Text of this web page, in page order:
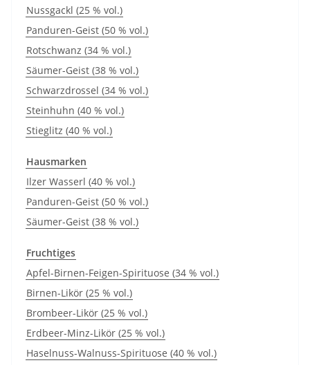
Nussgackl (25 % vol.)
Panduren-Geist (50 % vol.)
Rotschwanz (34 % vol.)
Säumer-Geist (38 % vol.)
Schwarzdrossel (34 % vol.)
Steinhuhn (40 % vol.)
Stieglitz (40 % vol.)
Hausmarken
Ilzer Wasserl (40 % vol.)
Panduren-Geist (50 % vol.)
Säumer-Geist (38 % vol.)
Fruchtiges
Apfel-Birnen-Feigen-Spirituose (34 % vol.)
Birnen-Likör (25 % vol.)
Brombeer-Likör (25 % vol.)
Erdbeer-Minz-Likör (25 % vol.)
Haselnuss-Walnuss-Spirituose (40 % vol.)